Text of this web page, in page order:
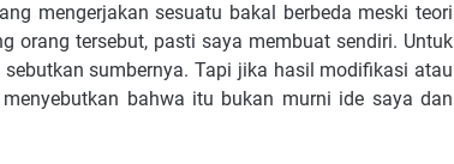
mengerjakan sesuatu bakal berbeda meski teori
orang tersebut, pasti saya membuat sendiri. Untuk
sumbernya. Tapi jika hasil modifikasi atau
bahwa itu bukan murni ide saya dan